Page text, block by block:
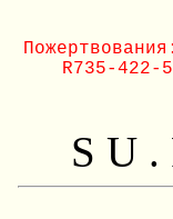
R735-422-
S U